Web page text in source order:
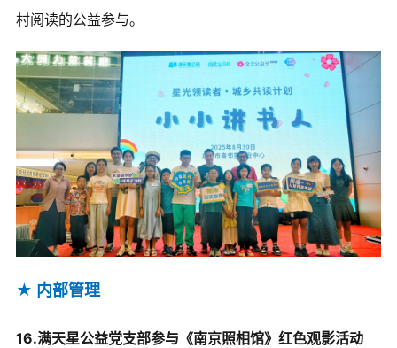
村阅读的公益参与。
★ 内部管理
16.满天星公益党支部参与《南京照相馆》红色观影活动